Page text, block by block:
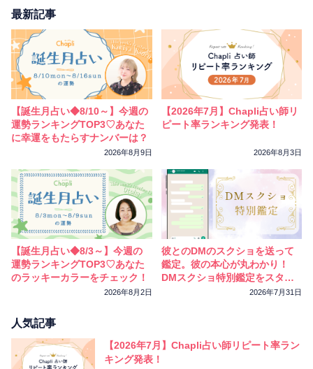
最新記事
【誕生月占い◆8/10～】今週の
運勢ランキングTOP3♡あなた
に幸運をもたらすナンバーは？
2026年8月9日
【2026年7月】Chapli占い師リ
ピート率ランキング発表！
2026年8月3日
【誕生月占い◆8/3～】今週の
運勢ランキングTOP3♡あなた
のラッキーカラーをチェック！
2026年8月2日
彼とのDMのスクショを送って
鑑定。彼の本心が丸わかり！
DMスクショ特別鑑定をスター
2026年7月31日
人気記事
【2026年7月】Chapli占い師リピート率ラン
キング発表！